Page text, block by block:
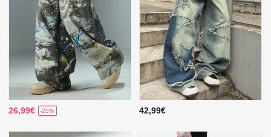
26,99€ -25% 42,99€